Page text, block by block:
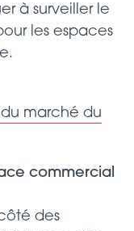
à surveiller le
les espaces
marché du
commercial
des